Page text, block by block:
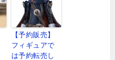
【予約販売】
フィギュアで
は予約転売し